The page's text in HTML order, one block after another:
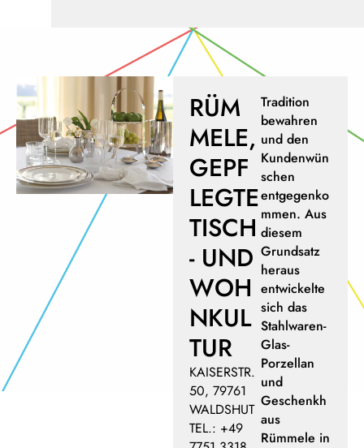
RÜM
MELE,
GEPF
LEGTE
TISCH
- UND
WOH
NKUL
TUR
KAISERSTR.
50, 79761
WALDSHUT
TEL.: +49
Tradition
bewahren
und den
Kundenwün
schen
entgegenko
mmen. Aus
diesem
Grundsatz
heraus
entwickelte
sich das
Stahlwaren-
Glas-
Porzellan
und
Geschenkh
aus
Rümmele in